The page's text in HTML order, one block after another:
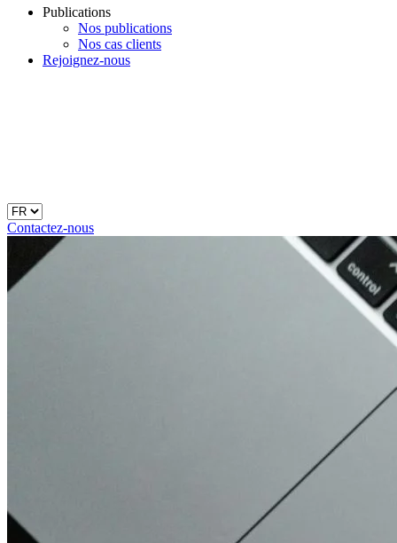
Publications
Nos publications
Nos cas clients
Rejoignez-nous
Contactez-nous